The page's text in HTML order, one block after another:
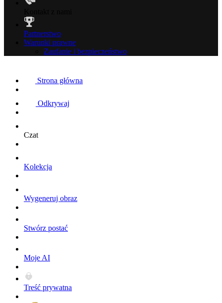
Partnerstwo
Warunki prawne
Zaufanie i bezpieczeństwo
Strona główna
Odkrywaj
Czat
Kolekcja
Wygeneruj obraz
Stwórz postać
Moje AI
Treść prywatna